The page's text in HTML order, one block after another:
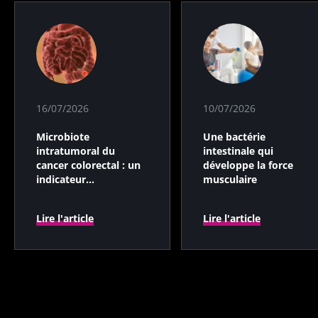
16/07/2026
Microbiote
intratumoral du
cancer colorectal : un
indicateur
Lire l'article
10/07/2026
Une bactérie
intestinale qui
développe la force
musculaire
Lire l'article